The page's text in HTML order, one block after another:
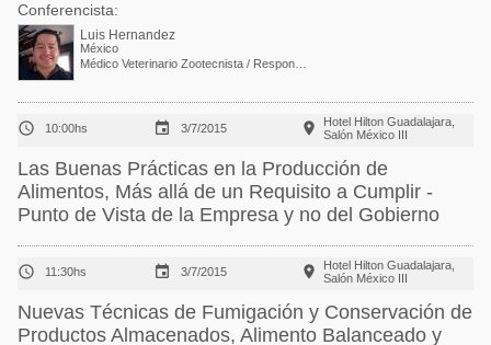
Conferencista:
Luis Hernandez
México
 10:00hs  3/7/2015 
Hotel Hilton Guadalajara,
Salón México III
Las Buenas Prácticas en la Producción de
Alimentos, Más allá de un Requisito a Cumplir -
Punto de Vista de la Empresa y no del Gobierno
 11:30hs  3/7/2015 
Hotel Hilton Guadalajara,
Salón México III
Nuevas Técnicas de Fumigación y Conservación de
Productos Almacenados, Alimento Balanceado y